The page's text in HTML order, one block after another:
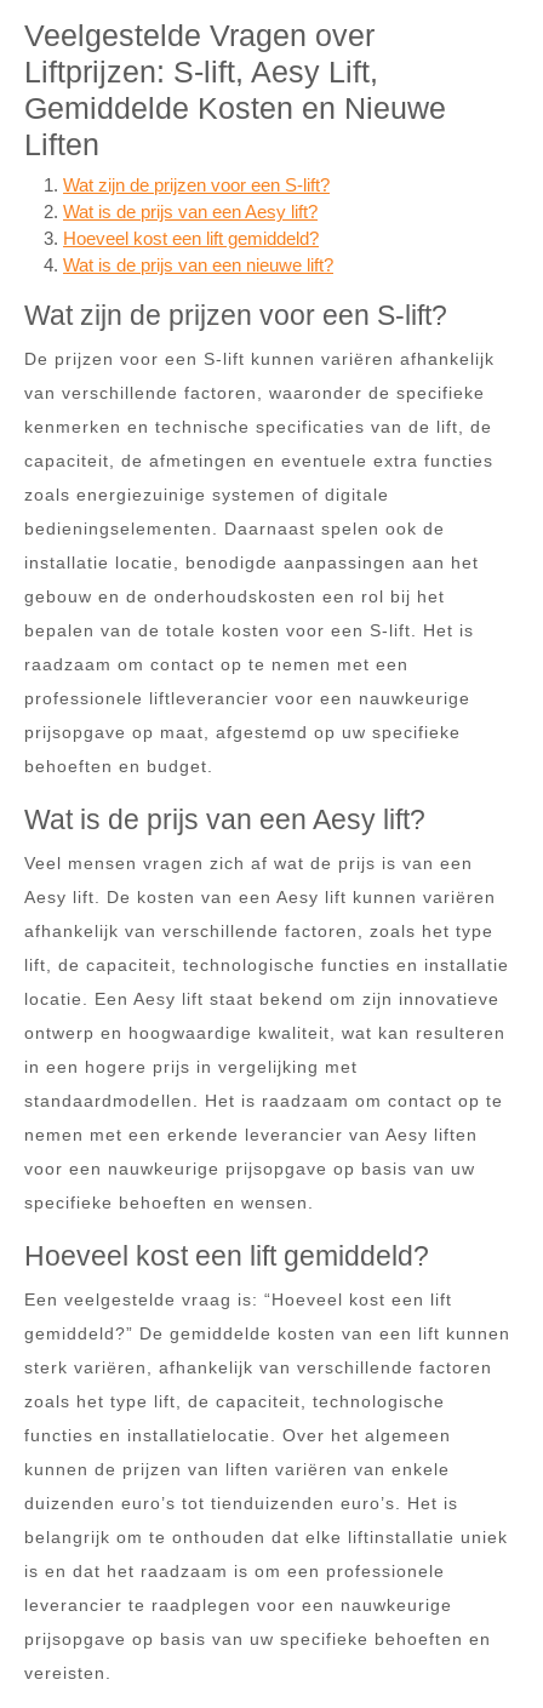
Veelgestelde Vragen over
Liftprijzen: S-lift, Aesy Lift,
Gemiddelde Kosten en Nieuwe
Liften
Wat zijn de prijzen voor een S-lift?
Wat is de prijs van een Aesy lift?
Hoeveel kost een lift gemiddeld?
Wat is de prijs van een nieuwe lift?
Wat zijn de prijzen voor een S-lift?
De prijzen voor een S-lift kunnen variëren afhankelijk
van verschillende factoren, waaronder de specifieke
kenmerken en technische specificaties van de lift, de
capaciteit, de afmetingen en eventuele extra functies
zoals energiezuinige systemen of digitale
bedieningselementen. Daarnaast spelen ook de
installatie locatie, benodigde aanpassingen aan het
gebouw en de onderhoudskosten een rol bij het
bepalen van de totale kosten voor een S-lift. Het is
raadzaam om contact op te nemen met een
professionele liftleverancier voor een nauwkeurige
prijsopgave op maat, afgestemd op uw specifieke
behoeften en budget.
Wat is de prijs van een Aesy lift?
Veel mensen vragen zich af wat de prijs is van een
Aesy lift. De kosten van een Aesy lift kunnen variëren
afhankelijk van verschillende factoren, zoals het type
lift, de capaciteit, technologische functies en installatie
locatie. Een Aesy lift staat bekend om zijn innovatieve
ontwerp en hoogwaardige kwaliteit, wat kan resulteren
in een hogere prijs in vergelijking met
standaardmodellen. Het is raadzaam om contact op te
nemen met een erkende leverancier van Aesy liften
voor een nauwkeurige prijsopgave op basis van uw
specifieke behoeften en wensen.
Hoeveel kost een lift gemiddeld?
Een veelgestelde vraag is: “Hoeveel kost een lift
gemiddeld?” De gemiddelde kosten van een lift kunnen
sterk variëren, afhankelijk van verschillende factoren
zoals het type lift, de capaciteit, technologische
functies en installatielocatie. Over het algemeen
kunnen de prijzen van liften variëren van enkele
duizenden euro’s tot tienduizenden euro’s. Het is
belangrijk om te onthouden dat elke liftinstallatie uniek
is en dat het raadzaam is om een professionele
leverancier te raadplegen voor een nauwkeurige
prijsopgave op basis van uw specifieke behoeften en
vereisten.